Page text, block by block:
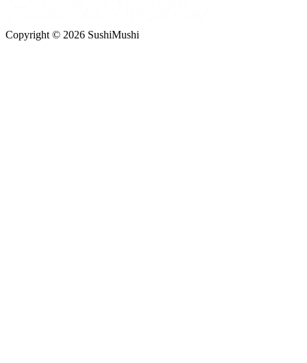
Copyright © 2026 SushiMushi